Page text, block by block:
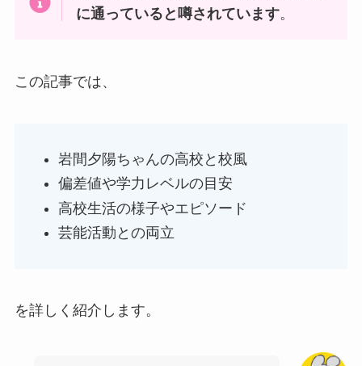
に通っていると噂されています。
この記事では、
岩間夕陽ちゃんの高校と校風
偏差値や学力レベルの目安
高校生活の様子やエピソード
芸能活動との両立
を詳しく紹介します。